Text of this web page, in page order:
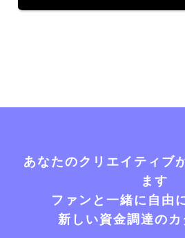
あなたのクリエイティブ
ます
ファンと一緒に自由
新しい資金調達の